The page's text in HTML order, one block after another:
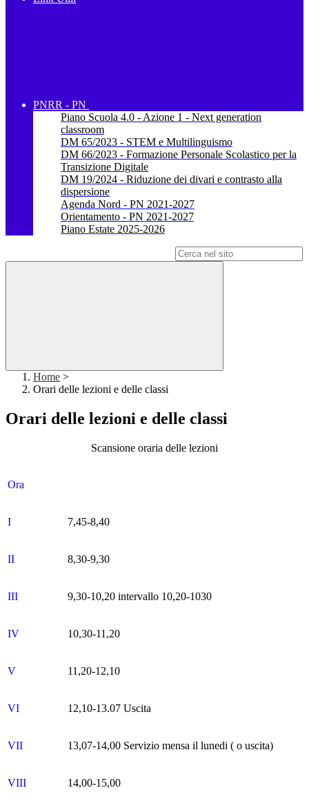
PNRR - PN
Piano Scuola 4.0 - Azione 1 - Next generation
classroom
DM 65/2023 - STEM e Multilinguismo
DM 66/2023 - Formazione Personale Scolastico per la
Transizione Digitale
DM 19/2024 - Riduzione dei divari e contrasto alla
dispersione
Agenda Nord - PN 2021-2027
Orientamento - PN 2021-2027
Piano Estate 2025-2026
Home >
Orari delle lezioni e delle classi
Orari delle lezioni e delle classi
Scansione oraria delle lezioni
Ora
I 7,45-8,40
II 8,30-9,30
III 9,30-10,20 intervallo 10,20-1030
IV 10,30-11,20
V 11,20-12,10
VI 12,10-13.07 Uscita
VII 13,07-14,00 Servizio mensa il lunedi ( o uscita)
VIII 14,00-15,00